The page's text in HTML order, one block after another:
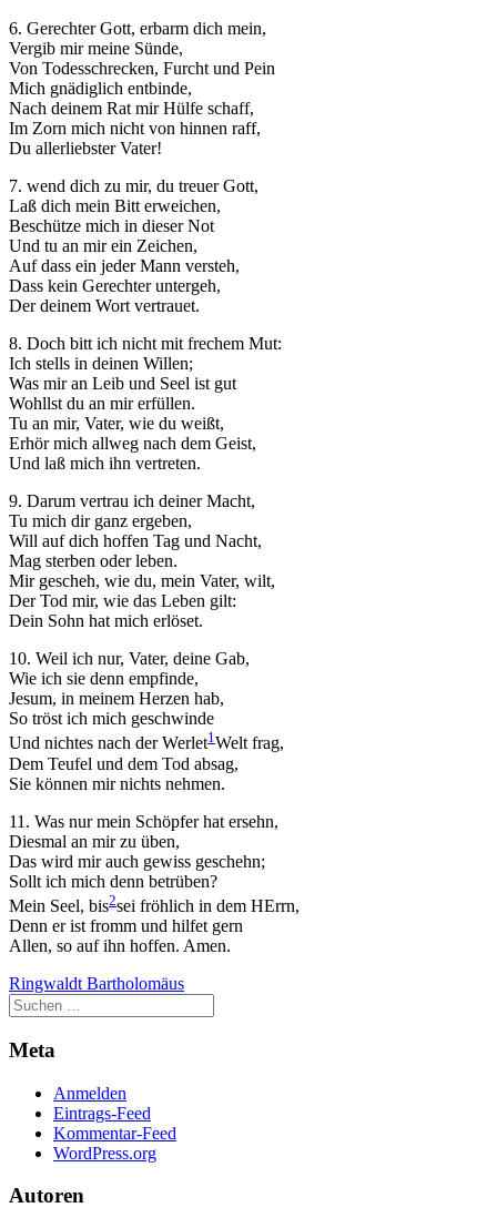
6. Gerechter Gott, erbarm dich mein,
Vergib mir meine Sünde,
Von Todesschrecken, Furcht und Pein
Mich gnädiglich entbinde,
Nach deinem Rat mir Hülfe schaff,
Im Zorn mich nicht von hinnen raff,
Du allerliebster Vater!
7. wend dich zu mir, du treuer Gott,
Laß dich mein Bitt erweichen,
Beschütze mich in dieser Not
Und tu an mir ein Zeichen,
Auf dass ein jeder Mann versteh,
Dass kein Gerechter untergeh,
Der deinem Wort vertrauet.
8. Doch bitt ich nicht mit frechem Mut:
Ich stells in deinen Willen;
Was mir an Leib und Seel ist gut
Wohllst du an mir erfüllen.
Tu an mir, Vater, wie du weißt,
Erhör mich allweg nach dem Geist,
Und laß mich ihn vertreten.
9. Darum vertrau ich deiner Macht,
Tu mich dir ganz ergeben,
Will auf dich hoffen Tag und Nacht,
Mag sterben oder leben.
Mir gescheh, wie du, mein Vater, wilt,
Der Tod mir, wie das Leben gilt:
Dein Sohn hat mich erlöset.
10. Weil ich nur, Vater, deine Gab,
Wie ich sie denn empfinde,
Jesum, in meinem Herzen hab,
So tröst ich mich geschwinde
Und nichtes nach der Werlet1Weltfrag,
Dem Teufel und dem Tod absag,
Sie können mir nichts nehmen.
11. Was nur mein Schöpfer hat ersehn,
Diesmal an mir zu üben,
Das wird mir auch gewiss geschehn;
Sollt ich mich denn betrüben?
Mein Seel, bis2sei fröhlich in dem HErrn,
Denn er ist fromm und hilfet gern
Allen, so auf ihn hoffen. Amen.
Ringwaldt Bartholomäus
Meta
Anmelden
Eintrags-Feed
Kommentar-Feed
WordPress.org
Autoren